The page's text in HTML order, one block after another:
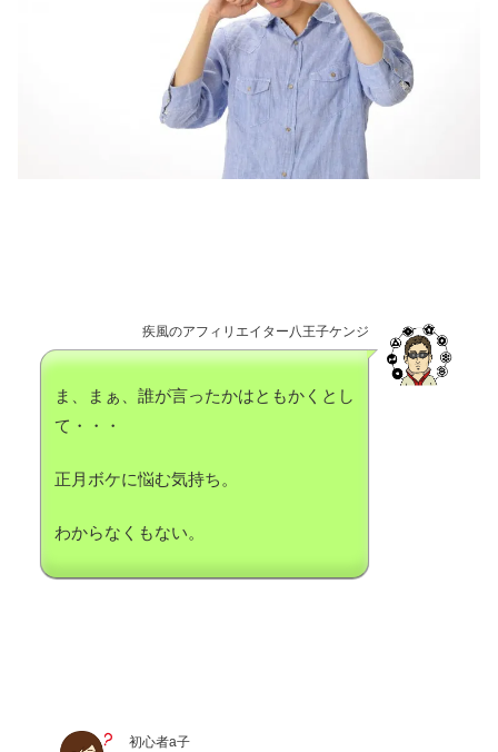
疾風のアフィリエイター八王子ケンジ
ま、まぁ、誰が言ったかはともかくとし
て・・・
正月ボケに悩む気持ち。
わからなくもない。
初心者a子